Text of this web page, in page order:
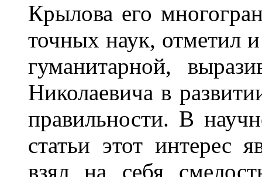
Крылова его
точных наук, отметил
гуманитарной,
Николаевича в
правильности. В
статьи этот интерес
взял на себя